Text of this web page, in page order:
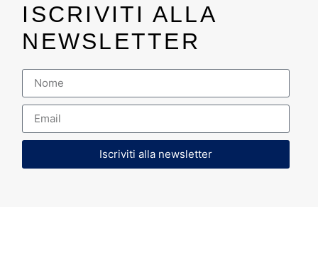
ISCRIVITI ALLA
NEWSLETTER
Iscriviti alla newsletter